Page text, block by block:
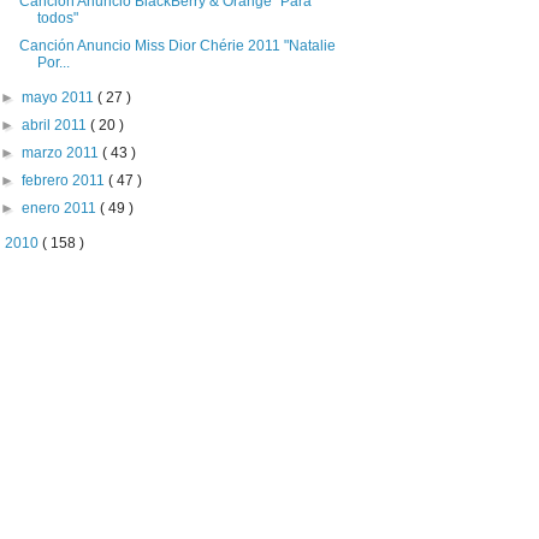
todos"
Canción Anuncio Miss Dior Chérie 2011 "Natalie
Por...
►mayo 2011( 27 )
►abril 2011( 20 )
►marzo 2011( 43 )
►febrero 2011( 47 )
►enero 2011( 49 )
2010 ( 158 )